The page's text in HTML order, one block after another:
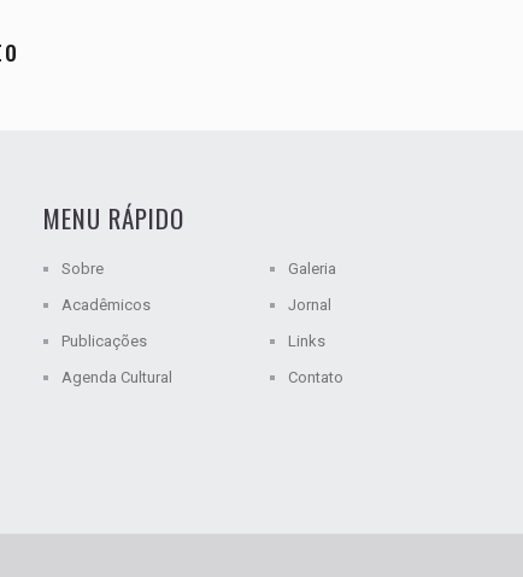
MENU RÁPIDO
Sobre
Acadêmicos
Publicações
Agenda Cultural
Galeria
Jornal
Links
Contato